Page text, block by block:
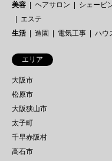
美容
ヘアサロン シェービ
エステ
生活
造園 電気工事 ハウ
エリア
大阪市
松原市
大阪狭山市
太子町
千早赤阪村
高石市